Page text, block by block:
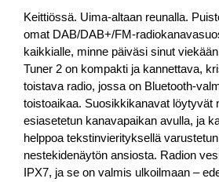
Keittiössä. Uima-altaan reunalla.
omat DAB/DAB+/FM-
kaikkialle, minne päiväsi sinut
Tuner 2 on kompakti ja kannettava,
toistava radio, jossa on Bluetooth-
toistoaikaa. Suosikkikanavat löytyvät
esiasetetun kanavapaikan avulla, ja
helppoa tekstinvierityksellä
nestekidenäytön ansiosta. Radion
IPX7, ja se on valmis ulkoilmaan –